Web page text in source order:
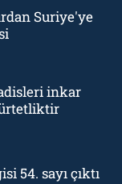
Suriye'ye
inkar
54. sayı çıktı